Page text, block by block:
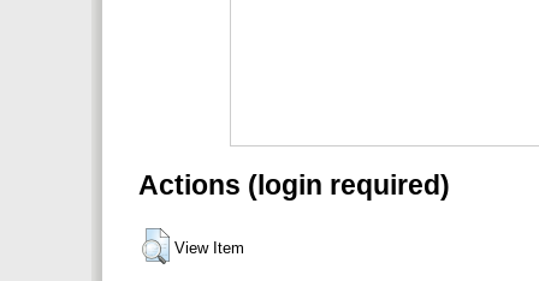
Actions (login required)
View Item